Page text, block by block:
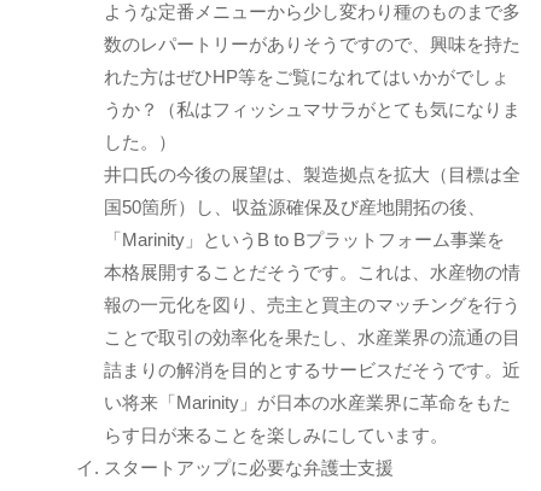
ような定番メニューから少し変わり種のものまで多
数のレパートリーがありそうですので、興味を持た
れた方はぜひHP等をご覧になれてはいかがでしょ
うか？（私はフィッシュマサラがとても気になりま
した。）
井口氏の今後の展望は、製造拠点を拡大（目標は全
国50箇所）し、収益源確保及び産地開拓の後、
「Marinity」というB to Bプラットフォーム事業を
本格展開することだそうです。これは、水産物の情
報の一元化を図り、売主と買主のマッチングを行う
ことで取引の効率化を果たし、水産業界の流通の目
詰まりの解消を目的とするサービスだそうです。近
い将来「Marinity」が日本の水産業界に革命をもた
らす日が来ることを楽しみにしています。
スタートアップに必要な弁護士支援